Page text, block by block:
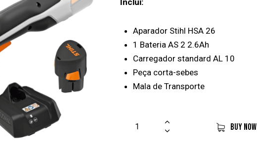
Aparador Stihl HSA 26
1 Bateria AS 2 2.6Ah
Carregador standard AL 10
Peça corta-sebes
Mala de Transporte
BUY NOW